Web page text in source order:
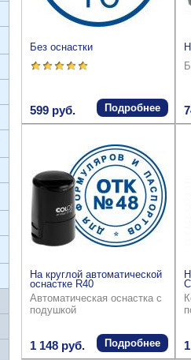
Без оснастки
599 руб. Подробнее
На круглой автоматической
оснастке R40
Автоматическая оснастка с
подушкой
1 148 руб. Подробнее